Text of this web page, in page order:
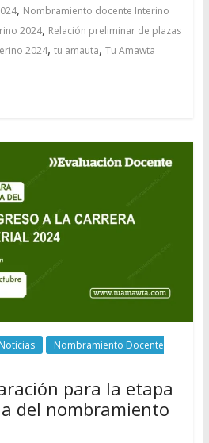
, Nombramiento docente Interino
2024, Relación preliminar de plazas
2024, tu amauta, Tu Amawta
Nombramiento Docente
para la etapa
del nombramiento